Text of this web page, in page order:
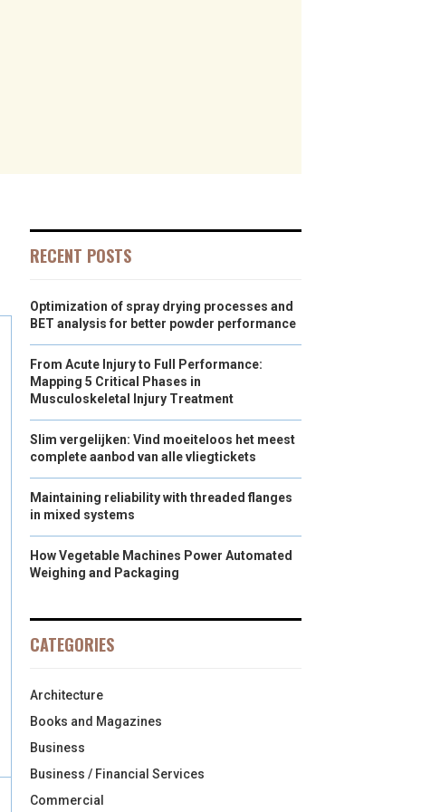
RECENT POSTS
Optimization of spray drying processes and
BET analysis for better powder performance
From Acute Injury to Full Performance:
Mapping 5 Critical Phases in
Musculoskeletal Injury Treatment
Slim vergelijken: Vind moeiteloos het meest
complete aanbod van alle vliegtickets
Maintaining reliability with threaded flanges
in mixed systems
How Vegetable Machines Power Automated
Weighing and Packaging
CATEGORIES
Architecture
Books and Magazines
Business
Business / Financial Services
Commercial